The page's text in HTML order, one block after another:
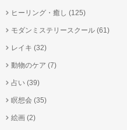
ヒーリング・癒し (125)
モダンミステリースクール (61)
レイキ (32)
動物のケア (7)
占い (39)
瞑想会 (35)
絵画 (2)